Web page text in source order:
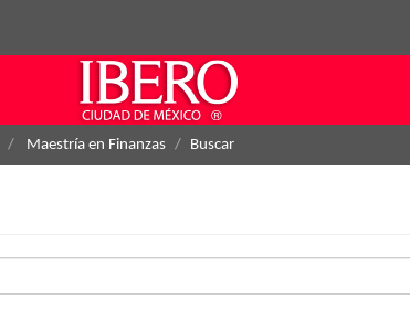
Maestría en Finanzas Buscar